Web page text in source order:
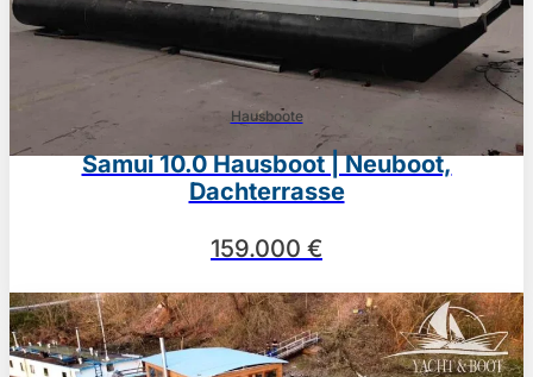
Hausboote
Samui 10.0 Hausboot | Neuboot,
Dachterrasse
159.000 €